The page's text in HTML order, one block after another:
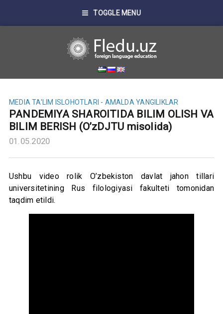
TOGGLE MENU
MEDIA TA'LIM ISLOHOTLARI - AMALDA YANGILIKLAR
PANDEMIYA SHAROITIDA BILIM OLISH VA
BILIM BERISH (O’zDJTU misolida)
01.05.2020
Ushbu video rolik O’zbekiston davlat jahon tillari
universitetining Rus filologiyasi fakulteti tomonidan
taqdim etildi.